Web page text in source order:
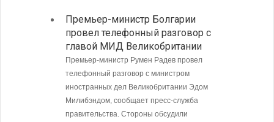
Премьер-министр Болгарии
провел телефонный разговор с
главой МИД Великобритании
Премьер-министр Румен Радев провел
телефонный разговор с министром
иностранных дел Великобритании Эдом
Милибэндом, сообщает пресс-служба
правительства. Стороны обсудили